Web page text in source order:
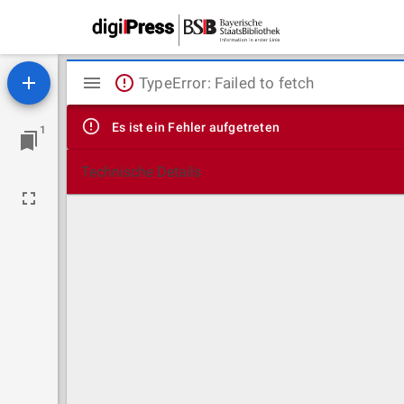
1
Mirador
Viewer
TypeError: Failed to fetch
Es ist ein Fehler aufgetreten
Technische Details